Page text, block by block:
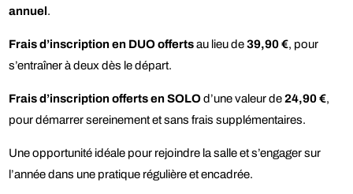
annuel.
Frais d’inscription en DUO offertsau lieu de39,90 €, pour
s’entraîner à deux dès le départ.
Frais d’inscription offerts en SOLOd’une valeur de24,90 €,
pour démarrer sereinement et sans frais supplémentaires.
Une opportunité idéale pour rejoindre la salle et s’engager sur
l’année dans une pratique régulière et encadrée.